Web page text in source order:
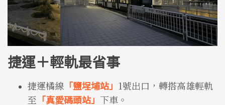
捷運＋輕軌最省事
捷運橘線 「鹽埕埔站」 1號出口，轉搭高雄輕軌
至 「真愛碼頭站」 下車。